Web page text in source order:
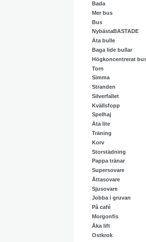
Bada
Mer bus
Bus
NybästaBASTADE
Äta bulle
Baga lide bullar
Högkoncentrerat
Torn
Simma
Stranden
Silverfallet
Kvällsfopp
Spelhaj
Äta lite
Träning
Korv
Storstädning
Pappa tränar
Supersovare
Åttasovare
Sjusovare
Jobba i gruvan
På café
Morgonfis
Åka lift
Ostkrok